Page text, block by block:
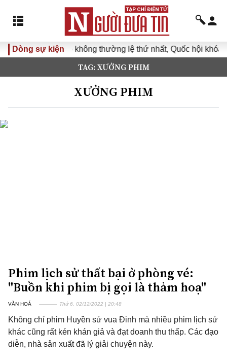
Dòng sự kiện
Kỳ họp không thường lệ thứ nhất, Quốc hội khóa XVI
TAG: XƯỞNG PHIM
XƯỞNG PHIM
Phim lịch sử thất bại ở phòng vé:
"Buồn khi phim bị gọi là thảm hoạ"
VĂN HOÁ Thứ 6, 02/12/2022 | 20:48
Không chỉ phim Huyền sử vua Đinh mà nhiều phim lịch sử
khác cũng rất kén khán giả và đạt doanh thu thấp. Các đạo
diễn, nhà sản xuất đã lý giải chuyện này.